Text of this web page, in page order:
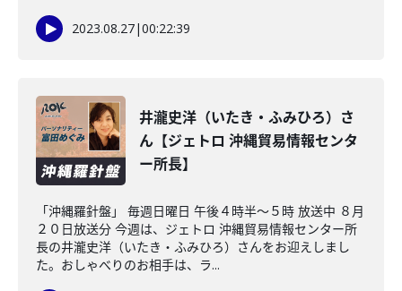
2023.08.27|00:22:39
井瀧史洋（いたき・ふみひろ）さ
ん【ジェトロ 沖縄貿易情報センタ
ー所長】
「沖縄羅針盤」 毎週日曜日 午後４時半～５時 放送中 ８月
２０日放送分 今週は、ジェトロ 沖縄貿易情報センター所
長の井瀧史洋（いたき・ふみひろ）さんをお迎えしまし
た。おしゃべりのお相手は、ラ...